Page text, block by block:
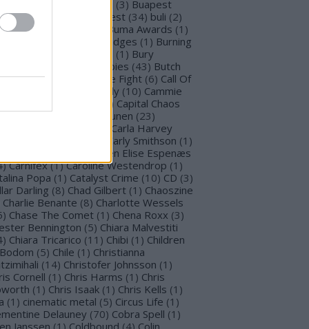
(3) Buapest
(2) búcsú Budapest (34) buli (2)
for M Valentine
Buma Awards (1 )
Burning Bridges (1 ) Burning
(1 ) Bury
Butcher Babies (43) Butch
(2) Cadaveria Cage Fight (6) Call Of
Cammie Beverly (10) Cammie
) Capital Chaos
(1) Capri (1 Capri Virkkunen (23)
Carla Harvey
Carly Smithson (1 )
Carmen Elise Espenæs
) Carnifex (1) Caroline Westendrop (1 )
Popa (1 ) Catalyst Crime (10) CD (3)
Darling (8) Chad Gilbert (1 ) Chaoszine
Charlie Benante (8) Charlotte Wessels
) Chase The Comet (1 ) Chena Roxx (3)
Bennington (5) Chiara Malvestiti
) Chiara Tricarico (11 ) Chibi (1 ) Children
(5) Chile (1 ) Christianna
(14) Christofer Johnsson (1 )
Cornell (1 ) Chris Harms (1 ) Chris
(1 ) Chris Isaak (1 ) Chris Kells (1 )
(1 ) cinematic metal (5) Circus Life (1 )
Delauney (70) Cobra Spell (1 )
Janssen (1 ) Coldbound (4) Colin